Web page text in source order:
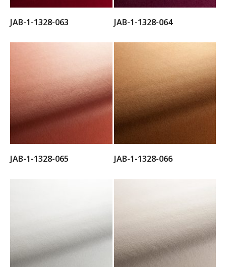
JAB-1-1328-063 JAB-1-1328-064
JAB-1-1328-065 JAB-1-1328-066